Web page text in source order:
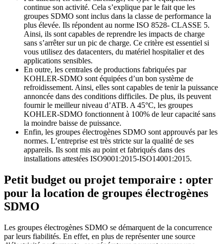
continue son activité. Cela s’explique par le fait que les
groupes SDMO sont inclus dans la classe de performance la
plus élevée. Ils répondent au norme ISO 8528- CLASSE 5.
Ainsi, ils sont capables de reprendre les impacts de charge
sans s’arrêter sur un pic de charge. Ce critère est essentiel si
vous utilisez des datacenters, du matériel hospitalier et des
applications sensibles.
En outre, les centrales de productions fabriquées par
KOHLER-SDMO sont équipées d’un bon système de
refroidissement. Ainsi, elles sont capables de tenir la puissance
annoncée dans des conditions difficiles. De plus, ils peuvent
fournir le meilleur niveau d’ATB. A 45°C, les groupes
KOHLER-SDMO fonctionnent à 100% de leur capacité sans
la moindre baisse de puissance.
Enfin, les groupes électrogènes SDMO sont approuvés par les
normes. L’entreprise est très stricte sur la qualité de ses
appareils. Ils sont mis au point et fabriqués dans des
installations attestées ISO9001:2015-ISO14001:2015.
Petit budget ou projet temporaire : opter
pour la location de groupes électrogènes
SDMO
Les groupes électrogènes SDMO se démarquent de la concurrence
par leurs fiabilités. En effet, en plus de représenter une source